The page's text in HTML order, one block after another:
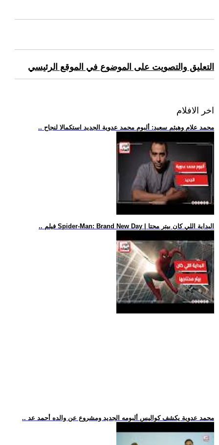
التعليق والتصويت على الموضوع في الموقع الرئيسي
اخر الافلام
.. محمد علام وهيثم سعيد: ألبوم محمد عدوية الجديد استكمالا لنجاح
.. فيلم Spider-Man: Brand New Day | البداية اللي كان بيتر محتا
.. محمد عدوية يكشف كواليس ألبومه الجديد ومشروع عن والده أحمد عد